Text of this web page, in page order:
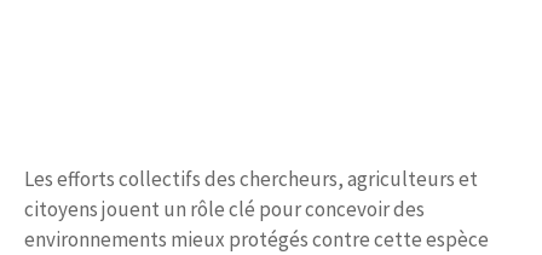
Les efforts collectifs des chercheurs, agriculteurs et
citoyens jouent un rôle clé pour concevoir des
environnements mieux protégés contre cette espèce